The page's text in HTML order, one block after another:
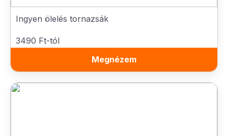
Ingyen ölelés tornazsák
3490 Ft-tól
Megnézem